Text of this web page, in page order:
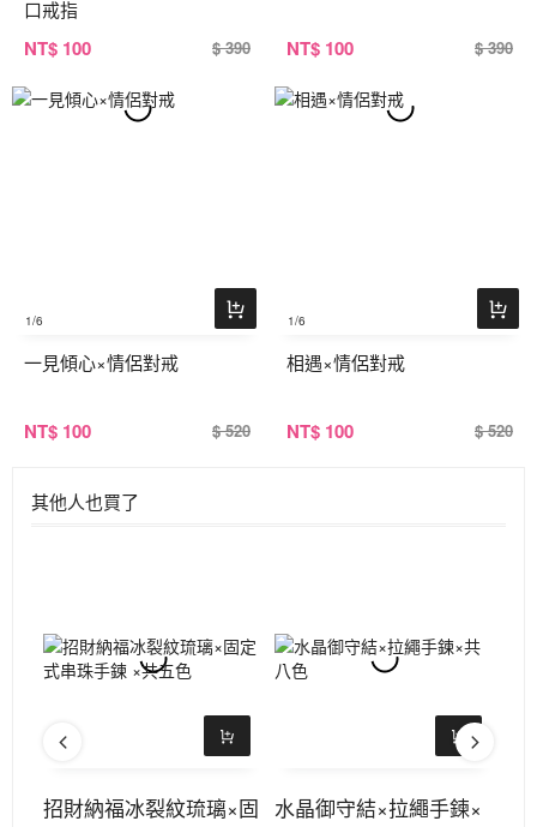
口戒指
NT$ 100 $ 390 NT$ 100 $ 390
1/6
一見傾心×情侶對戒
NT$ 100 $ 520
1/6
相遇×情侶對戒
NT$ 100 $ 520
其他人也買了
招財納福冰裂紋琉璃×固 水晶御守結×拉繩手鍊×